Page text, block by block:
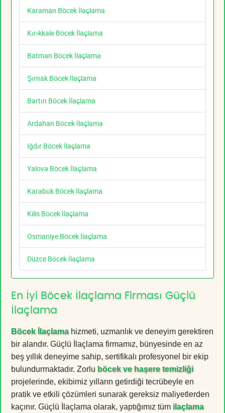
Karaman Böcek İlaçlama
Kırıkkale Böcek İlaçlama
Batman Böcek İlaçlama
Şırnak Böcek İlaçlama
Bartın Böcek İlaçlama
Ardahan Böcek İlaçlama
Iğdır Böcek İlaçlama
Yalova Böcek İlaçlama
Karabük Böcek İlaçlama
Kilis Böcek İlaçlama
Osmaniye Böcek İlaçlama
Düzce Böcek İlaçlama
En İyi Böcek İlaçlama Firması Güçlü
İlaçlama
Böcek İlaçlamahizmeti, uzmanlık ve deneyim gerektiren
bir alandır. Güçlü İlaçlama firmamız, bünyesinde en az
beş yıllık deneyime sahip, sertifikalı profesyonel bir ekip
bulundurmaktadır. Zorlu böcek ve haşere temizliği
projelerinde, ekibimiz yılların getirdiği tecrübeyle en
pratik ve etkili çözümleri sunarak gereksiz maliyetlerden
kaçınır. Güçlü İlaçlama olarak, yaptığımız tüm ilaçlama